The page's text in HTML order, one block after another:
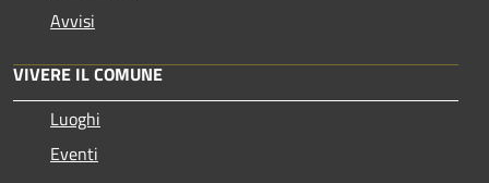
Avvisi
VIVERE IL COMUNE
Luoghi
Eventi